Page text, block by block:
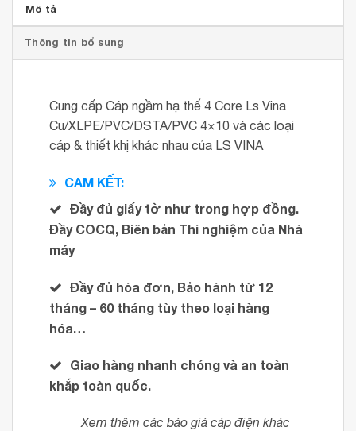
Mô tả
Thông tin bổ sung
Cung cấp Cáp ngầm hạ thế 4 Core Ls Vina
Cu/XLPE/PVC/DSTA/PVC 4×10 và các loại
cáp & thiết khị khác nhau của LS VINA
CAM KẾT:
Đầy đủ giấy tờ như trong hợp đồng.
Đầy COCQ, Biên bản Thí nghiệm của Nhà
máy
Đầy đủ hóa đơn, Bảo hành từ 12
tháng – 60 tháng tùy theo loại hàng
hóa…
Giao hàng nhanh chóng và an toàn
khắp toàn quốc.
Xem thêm các báo giá cáp điện khác